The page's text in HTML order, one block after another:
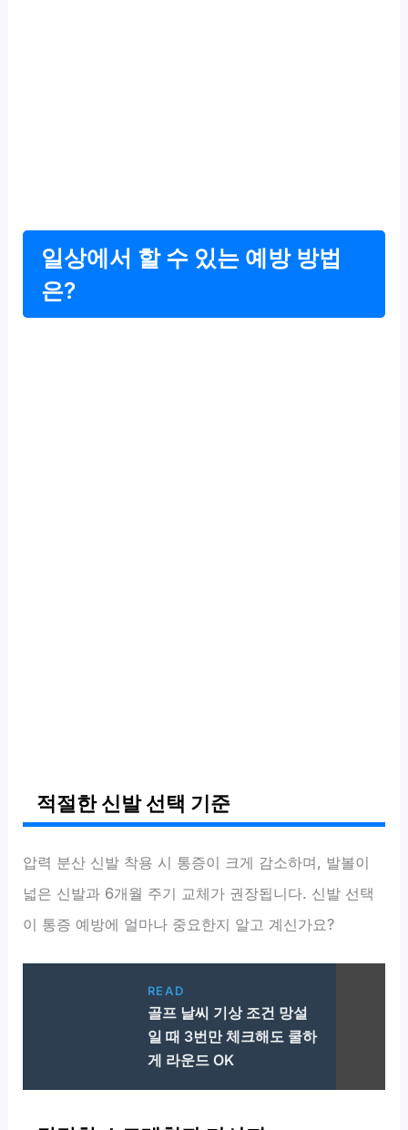
일상에서 할 수 있는 예방 방법
은?
적절한 신발 선택 기준
압력 분산 신발 착용 시 통증이 크게 감소하며, 발볼이
넓은 신발과 6개월 주기 교체가 권장됩니다. 신발 선택
이 통증 예방에 얼마나 중요한지 알고 계신가요?
READ
골프 날씨 기상 조건 망설
일 때 3번만 체크해도 쿨하
게 라운드 OK